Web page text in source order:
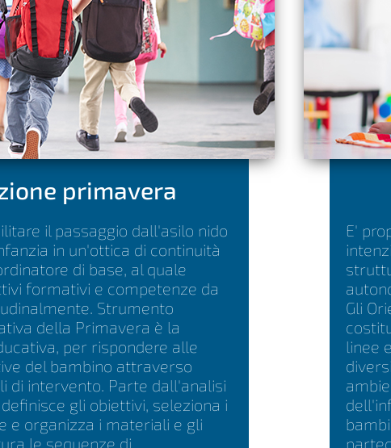
primavera
il passaggio dall'asilo nido
in un'ottica di continuità
di base, al quale
formativi e competenze da
Strumento
della Primavera è la
per rispondere alle
del bambino attraverso
di intervento. Parte dall'analisi
gli obiettivi, seleziona i
e organizza i materiali e gli
le sequenze di
E'
Gli
linee